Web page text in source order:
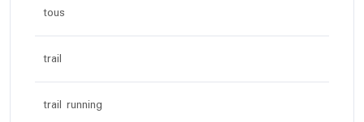
tous
trail
trail running